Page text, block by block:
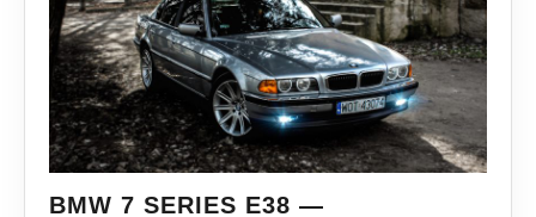
BMW 7 SERIES E38 —